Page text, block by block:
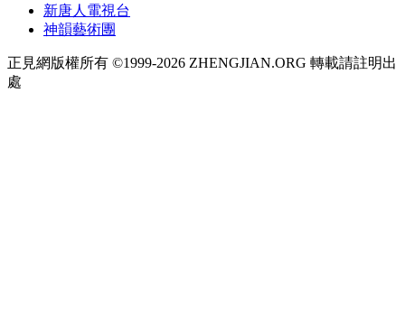
新唐人電視台
神韻藝術團
正見網版權所有 ©1999-2026 ZHENGJIAN.ORG 轉載請註明出
處